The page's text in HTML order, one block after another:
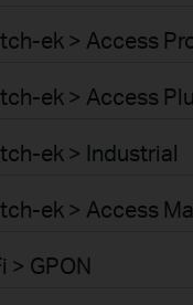
ek > Access
ek > Access
ek > Industrial
ek > Access
> GPON